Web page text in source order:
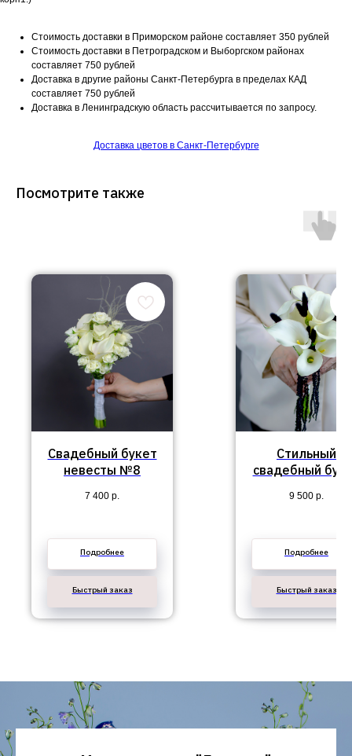
Стоимость доставки в Приморском районе составляет 350 рублей
Стоимость доставки в Петроградском и Выборгском районах
составляет 750 рублей
Доставка в другие районы Санкт-Петербурга в пределах КАД
составляет 750 рублей
Доставка в Ленинградскую область рассчитывается по запросу.
Доставка цветов в Санкт-Петербурге
Посмотрите также
Свадебный букет
невесты №8
7 400 р.
Подробнее
Быстрый заказ
Стильный
свадебный
каллами №14
9 500 р.
Подробнее
Быстрый заказ